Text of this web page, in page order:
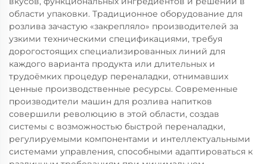
области упаковки. Традиционное оборудование для
розлива зачастую «закрепляло» производителей за
узкими техническими спецификациями, требуя
дорогостоящих специализированных линий для
каждого варианта продукта или длительных и
трудоёмких процедур переналадки, отнимавших
ценные производственные ресурсы. Современные
производители машин для розлива напитков
совершили революцию в этой области, создав
системы с возможностью быстрой переналадки,
регулируемыми компонентами и интеллектуальными
системами управления, способными адаптироваться к